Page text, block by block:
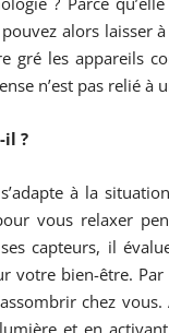
alors laisser
gré les appareils
n’est pas relié
?
à la
vous relaxer
capteurs, il
votre bien-être.
chez